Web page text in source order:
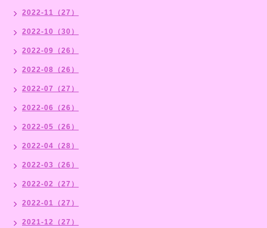
2022-11（27）
2022-10（30）
2022-09（26）
2022-08（26）
2022-07（27）
2022-06（26）
2022-05（26）
2022-04（28）
2022-03（26）
2022-02（27）
2022-01（27）
2021-12（27）